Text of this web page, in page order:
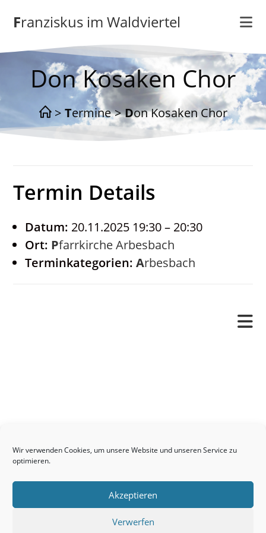
Wir verwenden Cookies, um unsere Website und unseren Service zu
optimieren.
Akzeptieren
Verwerfen
Inhalt
springenFranziskus im Waldviertel
Don Kosaken Chor
> Termine > Don Kosaken Chor
Termin Details
Datum: 20.11.2025 19:30– 20:30
Ort:
Pfarrkirche Arbesbach
Terminkategorien:
Arbesbach
Kontakt
Links
Neuigkeiten
Seelsorge / Sakramente